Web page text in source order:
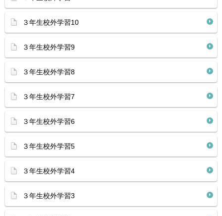
３年生校外学習10
３年生校外学習9
３年生校外学習8
３年生校外学習7
３年生校外学習6
３年生校外学習5
３年生校外学習4
３年生校外学習3